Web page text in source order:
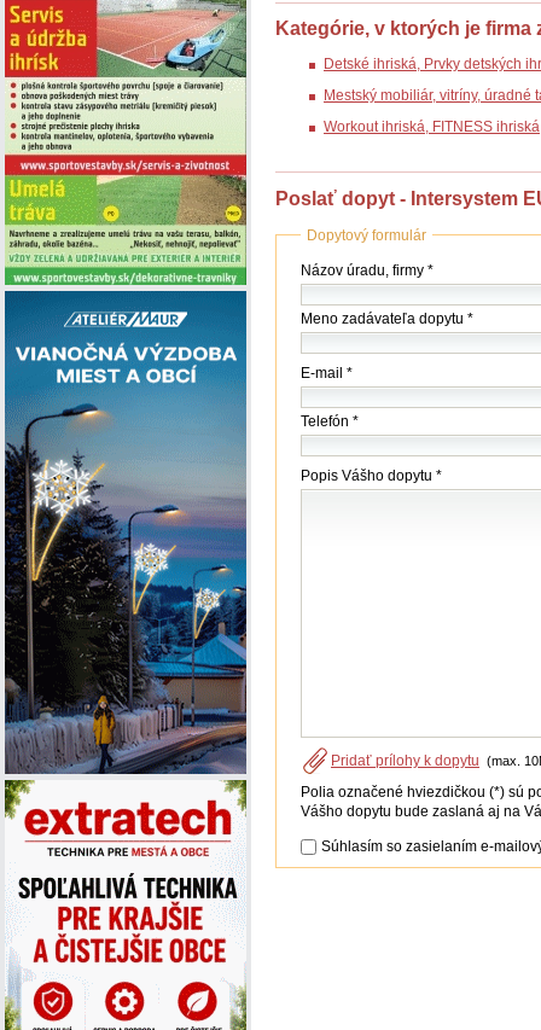
Kategórie, v ktorých je firma
Detské ihriská, Prvky detských
Mestský mobiliár, vitríny, úradné
Workout ihriská, FITNESS
Poslať dopyt - Intersystem
Dopytový formulár
Názov
(firmy
/
úradu)
Názov úradu, firmy *
Meno zadávateľa dopytu *
E-mail *
Telefón *
Popis Vášho dopytu *
Pridať prílohy k dopytu (max.
Polia označené hviezdičkou (*) sú
Vášho dopytu bude zaslaná aj na
Súhlasím so zasielaním e-